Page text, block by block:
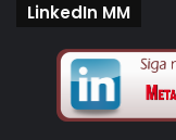
LinkedIn MM